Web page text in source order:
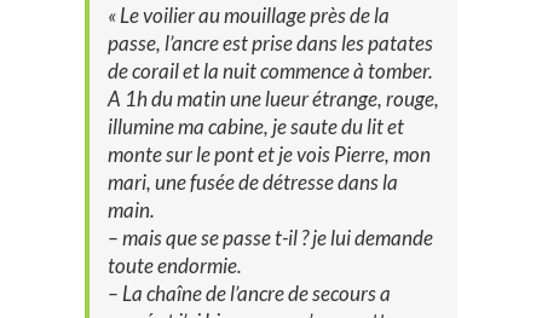
« Le voilier au mouillage près de la
passe, l’ancre est prise dans les patates
de corail et la nuit commence à tomber.
A 1h du matin une lueur étrange, rouge,
illumine ma cabine, je saute du lit et
monte sur le pont et je vois Pierre, mon
mari, une fusée de détresse dans la
main.
– mais que se passe t-il ? je lui demande
toute endormie.
– La chaîne de l’ancre de secours a